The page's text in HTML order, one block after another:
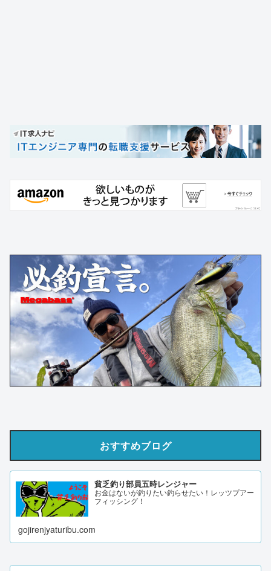
おすすめブログ
貧乏釣り部員五時レンジャー
お金はないが釣りたい釣らせたい！レッツプアー
フィッシング！
gojirenjyaturibu.com